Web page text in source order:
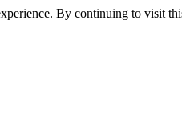
By continuing to visit